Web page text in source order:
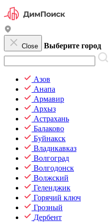
Close Выберите город
Азов
Анапа
Армавир
Архыз
Астрахань
Балаково
Буйнакск
Владикавказ
Волгоград
Волгодонск
Волжский
Геленджик
Горячий ключ
Грозный
Дербент